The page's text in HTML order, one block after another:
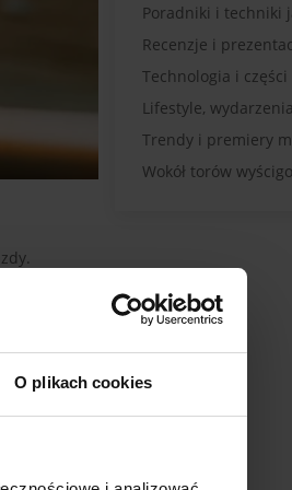
O plikach cookies
kierowcę
innych
Poradniki i techniki
Recenzje i
Technologia i
Lifestyle,
Trendy i premiery
Wokół torów